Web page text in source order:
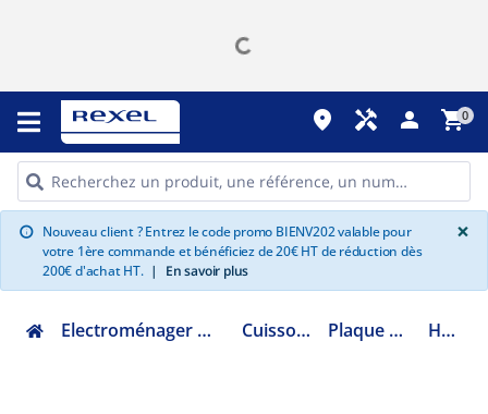
place handyman person shopping_cart0
info Nouveau client ? Entrez le code promo BIENV202 valable pour
votre 1ère commande et bénéficiez de 20€ HT de réduction dès
200€ d'achat HT. | En savoir plus
×
Electroménager multimédia et informatique Cuisson encastrable Plaque Electrique émail HEZ9FF040